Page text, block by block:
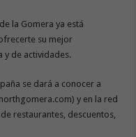
la Gomera ya está
su mejor
y de actividades.
se dará a conocer a
y en la red
restaurantes, descuentos,